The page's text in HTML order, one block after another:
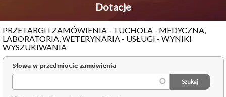
Dotacje
PRZETARGI I ZAMÓWIENIA - TUCHOLA - MEDYCZNA,
LABORATORIA, WETERYNARIA - USŁUGI - WYNIKI
WYSZUKIWANIA
Słowa w przedmiocie zamówienia